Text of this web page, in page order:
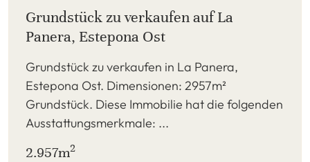
Grundstück zu verkaufen auf La
Panera, Estepona Ost
Grundstück zu verkaufen in La Panera,
Estepona Ost. Dimensionen: 2957m²
Grundstück. Diese Immobilie hat die folgenden
Ausstattungsmerkmale: ...
2.957m2